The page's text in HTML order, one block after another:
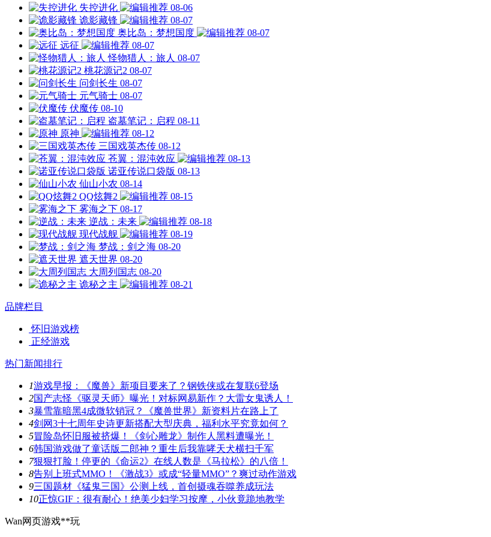
失控进化
08-06
诡影藏锋
08-07
奥比岛：梦想国度
08-07
远征
08-07
怪物猎人：旅人 08-07
桃花源记2 08-07
问剑长生 08-07
元气骑士 08-07
伏魔传 08-10
盗墓笔记：启程 08-11
原神
08-12
三国戏英杰传 08-12
苍翼：混沌效应
08-13
诺亚传说口袋版 08-13
仙山小农 08-14
QQ炫舞2
08-15
雾海之下 08-17
逆战：未来
08-18
现代战舰
08-19
梦战：剑之海 08-20
遮天世界 08-20
大周列国志 08-20
诡秘之主
08-21
品牌栏目
怀旧游戏榜
正经游戏
热门新闻排行
1游戏早报：《魔兽》新项目要来了？钢铁侠或在复联6登场
2国产志怪《驱灵天师》曝光！对标网易新作？大雷女鬼诱人！
3暴雪靠暗黑4成微软销冠？《魔兽世界》新资料片在路上了
4剑网3十七周年史诗更新搭配大型庆典，福利水平究竟如何？
5冒险岛怀旧服被挤爆！《剑心雕龙》制作人黑料遭曝光！
6韩国游戏做了童话版二郎神？重生后我靠哮天犬横扫千军
7狠狠打脸！停更的《命运2》在线人数是《马拉松》的八倍！
8告别上班式MMO！《激战3》或成“轻量MMO”？爽过动作游戏
9三国题材《猛鬼三国》公测上线，首创摄魂吞噬养成玩法
10正惊GIF：很有耐心！绝美少妇学习按摩，小伙竟跪地教学
Wan网页游戏**玩